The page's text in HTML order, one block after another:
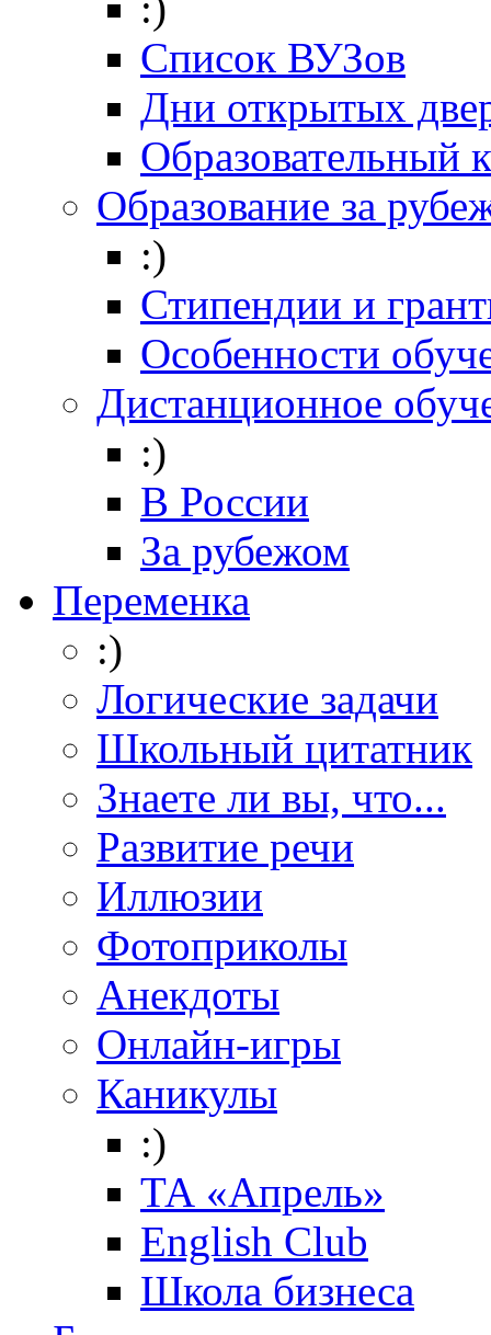
Список ВУЗов
Дни открытых
Образовательный
Образование за
:)
Стипендии и
Особенности
Дистанционное
:)
В России
За рубежом
Переменка
:)
Логические задачи
Школьный цитатник
Знаете ли вы, что...
Развитие речи
Иллюзии
Фотоприколы
Анекдоты
Онлайн-игры
Каникулы
:)
ТА «Апрель»
English Club
Школа бизнеса